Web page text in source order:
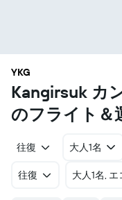
YKG
Kangirsuk カ
のフライト＆
往復 大人1名
往復 大人1名,